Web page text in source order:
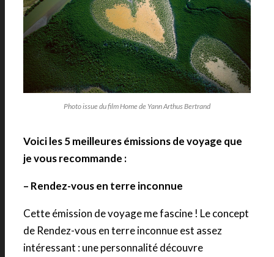
Photo issue du film Home de Yann Arthus Bertrand
Voici les 5 meilleures émissions de voyage que
je vous recommande :
– Rendez-vous en terre inconnue
Cette émission de voyage me fascine ! Le concept
de Rendez-vous en terre inconnue est assez
intéressant : une personnalité découvre